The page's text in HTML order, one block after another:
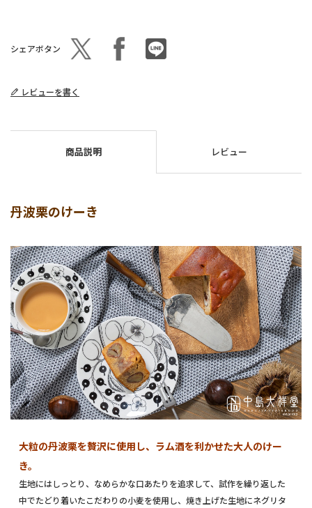
シェアボタン
レビューを書く
商品説明 レビュー
丹波栗のけーき
大粒の丹波栗を贅沢に使用し、ラム酒を利かせた大人のけー
き。
生地にはしっとり、なめらかな口あたりを追求して、試作を繰り返した
中でたどり着いたこだわりの小麦を使用し、焼き上げた生地にネグリタ